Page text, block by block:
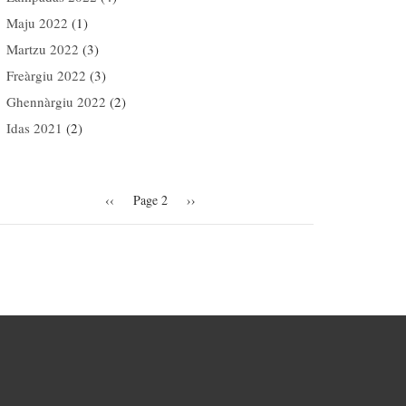
Maju 2022 (1)
Martzu 2022 (3)
Freàrgiu 2022 (3)
Ghennàrgiu 2022 (2)
Idas 2021 (2)
Previous
‹‹ Page 2 Next
››